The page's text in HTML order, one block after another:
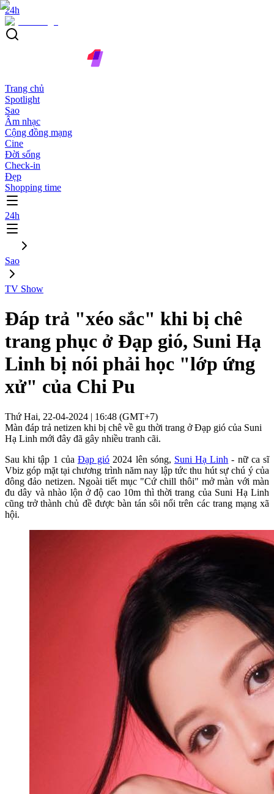
24h
Trang chủ
Spotlight
Sao
Âm nhạc
Cộng đồng mạng
Cine
Đời sống
Check-in
Đẹp
Shopping time
24h
Sao
TV Show
Đáp trả "xéo sắc" khi bị chê
trang phục ở Đạp gió, Suni Hạ
Linh bị nói phải học "lớp ứng
xử" của Chi Pu
Thứ Hai, 22-04-2024 | 16:48 (GMT+7)
Màn đáp trả netizen khi bị chê về gu thời trang ở Đạp gió của Suni
Hạ Linh mới đây đã gây nhiều tranh cãi.
Sau khi tập 1 của Đạp gió 2024 lên sóng, Suni Hạ Linh - nữ ca sĩ
Vbiz góp mặt tại chương trình năm nay lập tức thu hút sự chú ý của
đông đảo netizen. Ngoài tiết mục "Cứ chill thôi" mở màn với màn
đu dây và nhào lộn ở độ cao 10m thì thời trang của Suni Hạ Linh
cũng trở thành chủ đề được bàn tán sôi nổi trên các trang mạng xã
hội.